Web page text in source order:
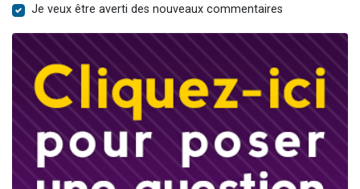
Je veux être averti des nouveaux commentaires